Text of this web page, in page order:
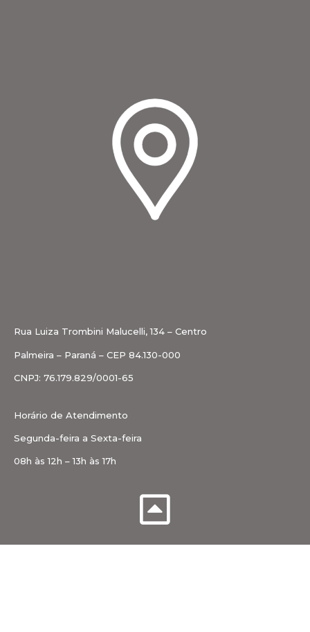
Rua Luiza Trombini Malucelli, 134 – Centro
Palmeira – Paraná – CEP 84.130-000
CNPJ: 76.179.829/0001-65
Horário de Atendimento
Segunda-feira a Sexta-feira
08h às 12h – 13h às 17h